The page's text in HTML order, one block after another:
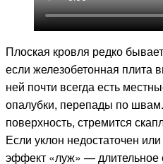
Плоская кровля редко
если железобетонная плита
ней почти всегда есть
опалубки, перепады по
поверхность, стремится
Если уклон недостаточен
эффект «луж» — длительное